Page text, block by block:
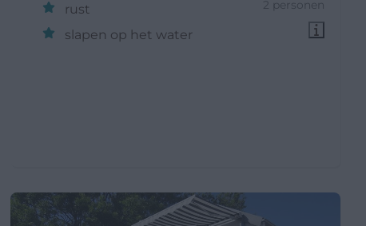
2 personen
rust
slapen op het water